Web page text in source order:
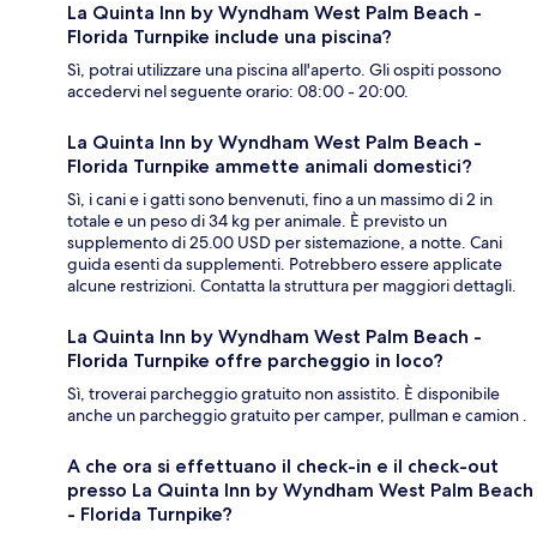
La Quinta Inn by Wyndham West Palm Beach -
Florida Turnpike include una piscina?
Sì, potrai utilizzare una piscina all'aperto. Gli ospiti possono
accedervi nel seguente orario: 08:00 - 20:00.
La Quinta Inn by Wyndham West Palm Beach -
Florida Turnpike ammette animali domestici?
Sì, i cani e i gatti sono benvenuti, fino a un massimo di 2 in
totale e un peso di 34 kg per animale. È previsto un
supplemento di 25.00 USD per sistemazione, a notte. Cani
guida esenti da supplementi. Potrebbero essere applicate
alcune restrizioni. Contatta la struttura per maggiori dettagli.
La Quinta Inn by Wyndham West Palm Beach -
Florida Turnpike offre parcheggio in loco?
Sì, troverai parcheggio gratuito non assistito. È disponibile
anche un parcheggio gratuito per camper, pullman e camion .
A che ora si effettuano il check-in e il check-out
presso La Quinta Inn by Wyndham West Palm Beach
- Florida Turnpike?